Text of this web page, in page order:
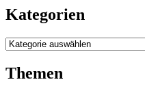
Kategorien
Kategorien
Themen